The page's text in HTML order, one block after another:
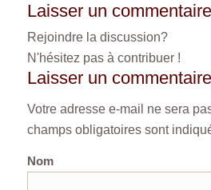
Laisser un commentaire
Rejoindre la discussion?
N'hésitez pas à contribuer !
Laisser un commentaire
Votre adresse e-mail ne sera
champs obligatoires sont
Nom